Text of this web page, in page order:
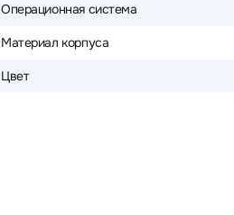
Операционная система
Материал корпуса
Цвет